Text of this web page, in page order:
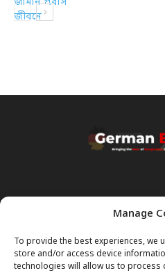
Manage
To provide the best experiences, we
store and/or access device
technologies will allow us to
Transparency & Disclaimer:
Some content and images on this
assistance of Artificial Intelligence
can occasionally produce incorrect